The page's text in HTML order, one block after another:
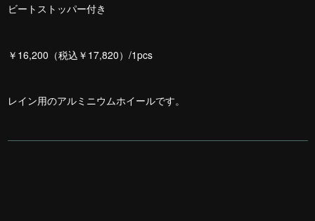
ビートストッパー付き
￥16,200（税込￥17,820）/1pcs
レイン用のアルミニウムホイールです。